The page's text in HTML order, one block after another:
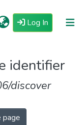
Log In (current)
identifier
discover
page